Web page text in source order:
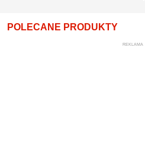
POLECANE PRODUKTY
REKLAMA